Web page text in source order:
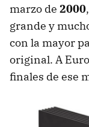
marzo de 2000
grande y
con la mayor
original. A
finales de ese